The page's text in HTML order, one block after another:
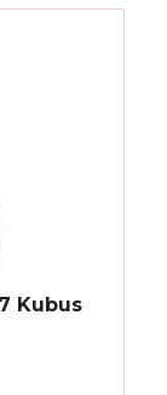
Kubus